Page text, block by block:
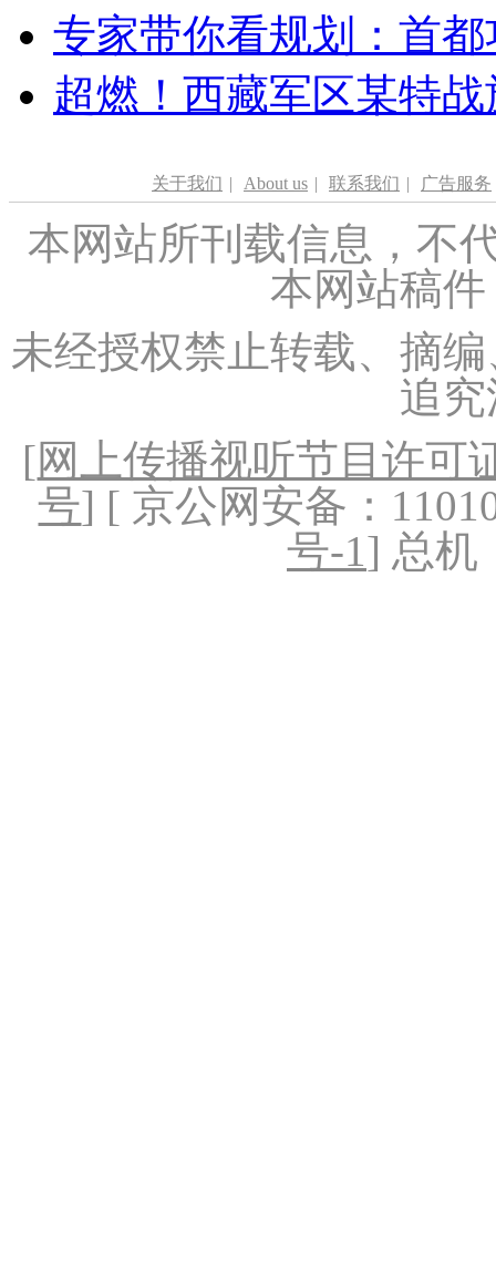
专家带你看规划：首
超燃！西藏军区某特
关于我们 | About us | 联系我们 | 广告服务
本网站所刊载信息，不
本网站稿
未经授权禁止转载、摘
追
[网上传播视听节目许可
号] [ 京公网安备：
号-1] 总机